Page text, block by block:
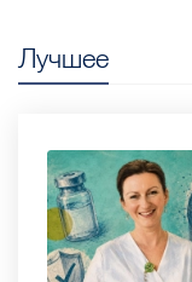
Лучшее